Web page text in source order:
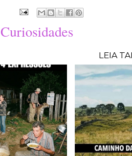
Curiosidades
LEIA